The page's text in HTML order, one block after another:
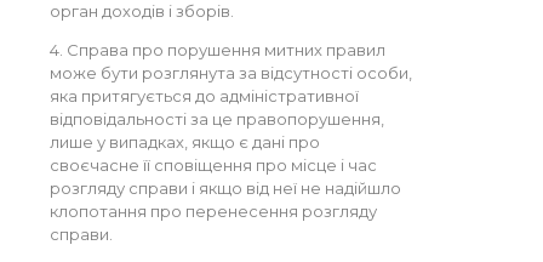
орган доходів і зборів.
4. Справа про порушення митних правил
може бути розглянута за відсутності особи,
яка притягується до адміністративної
відповідальності за це правопорушення,
лише у випадках, якщо є дані про
своєчасне її сповіщення про місце і час
розгляду справи і якщо від неї не надійшло
клопотання про перенесення розгляду
справи.